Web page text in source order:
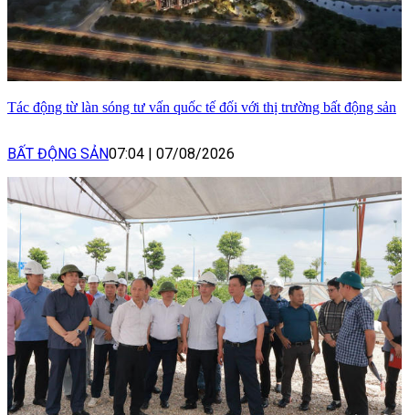
Tác động từ làn sóng tư vấn quốc tế đối với thị trường bất động sản
BẤT ĐỘNG SẢN07:04 | 07/08/2026